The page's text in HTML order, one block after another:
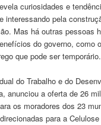
curiosidades e
interessando pela
Mas há outras pessoas
do governo, como
que pode ser temporário.
do Trabalho e do
anunciou a oferta de 26
os moradores dos 23
para a